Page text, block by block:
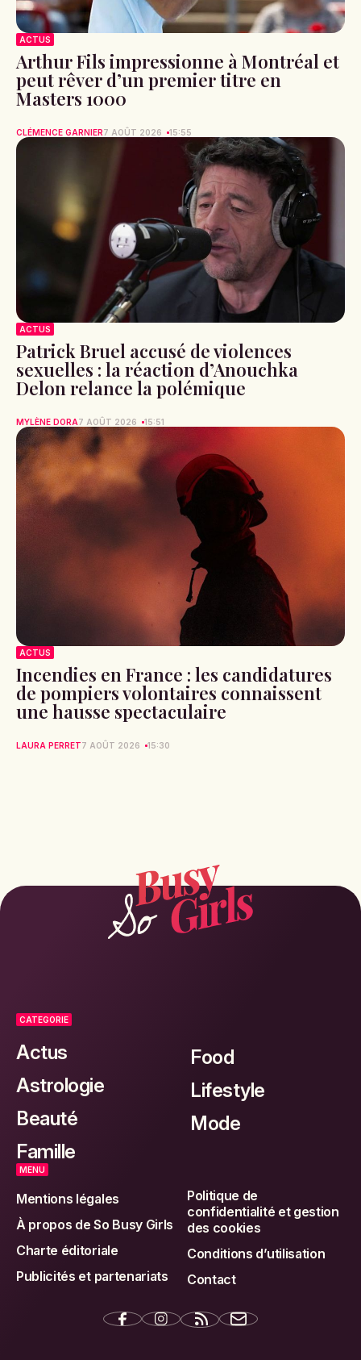
ACTUS
Arthur Fils impressionne à Montréal et
peut rêver d’un premier titre en
Masters 1000
CLÉMENCE GARNIER7 AOÛT 2026 15:55
ACTUS
Patrick Bruel accusé de violences
sexuelles : la réaction d’Anouchka
Delon relance la polémique
MYLÈNE DORA7 AOÛT 2026 15:51
ACTUS
Incendies en France : les candidatures
de pompiers volontaires connaissent
une hausse spectaculaire
LAURA PERRET7 AOÛT 2026 15:30
CATEGORIE
Actus
Astrologie
Beauté
Famille
Food
Lifestyle
Mode
MENU
Mentions légales
À propos de So Busy Girls
Charte éditoriale
Publicités et partenariats
Politique de
confidentialité et gestion
des cookies
Conditions d’utilisation
Contact